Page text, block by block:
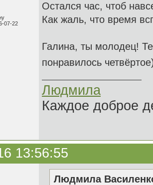
07-22
Остался час, чтоб
Как жаль, что время
Галина, ты молодец!
понравилось
Людмила
Каждое доброе
13:56:55
Людмила